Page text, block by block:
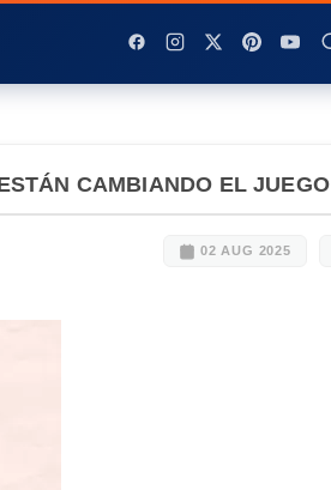
CAMBIANDO EL JUEGO
02 AUG 2025